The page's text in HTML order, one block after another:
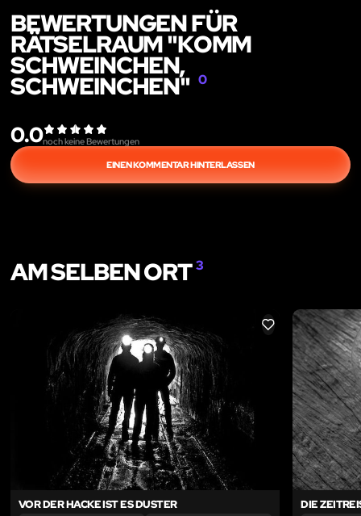
BEWERTUNGEN FÜR
RÄTSELRAUM "KOMM
SCHWEINCHEN,
SCHWEINCHEN" 0
0.0noch keine Bewertungen
EINEN KOMMENTAR HINTERLASSEN
AM SELBEN ORT3
LIKE
VOR DER HACKE IST ES DUSTER DIE